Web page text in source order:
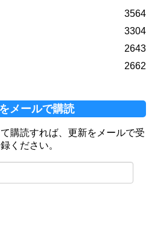
3564
3304
2643
2662
メールで購読
購読すれば、更新をメールで受
ください。